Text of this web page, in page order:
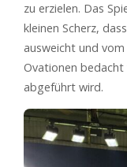
zu erzielen. Das
kleinen Scherz,
ausweicht und
Ovationen
abgeführt wird.